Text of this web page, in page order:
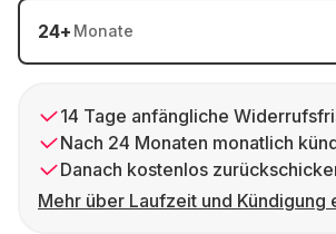
24+ Monate
14 Tage anfängliche
Nach 24 Monaten monatlich
Danach kostenlos
Mehr über Laufzeit und Kündigung